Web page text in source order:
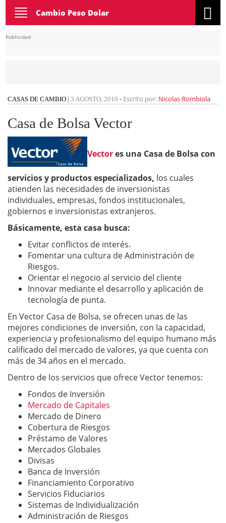
Toggle
navigation
Cambio Peso Dolar
Publicidad
CASAS DE CAMBIO | 3 AGOSTO, 2010 - Escrito por: Nicolas Rombiola
Casa de Bolsa Vector
Vectores una Casa de Bolsa con
servicios y productos especializados, los cuales
atienden las necesidades de inversionistas
individuales, empresas, fondos institucionales,
gobiernos e inversionistas extranjeros.
Básicamente, esta casa busca:
Evitar conflictos de interés.
Fomentar una cultura de Administración de
Riesgos.
Orientar el negocio al servicio del cliente
Innovar mediante el desarrollo y aplicación de
tecnología de punta.
En Vector Casa de Bolsa, se ofrecen unas de las
mejores condiciones de inversión, con la capacidad,
experiencia y profesionalismo del equipo humano más
calificado del mercado de valores, ya que cuenta con
más de 34 años en el mercado.
Dentro de los servicios que ofrece Vector tenemos:
Fondos de Inversión
Mercado de Capitales
Mercado de Dinero
Cobertura de Riesgos
Préstamo de Valores
Mercados Globales
Divisas
Banca de Inversión
Financiamiento Corporativo
Servicios Fiduciarios
Sistemas de Individualización
Administración de Riesgos